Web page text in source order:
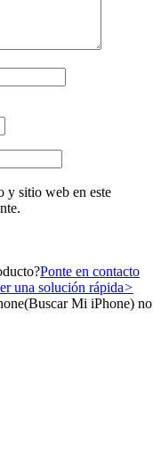
y sitio web en este
Ponte en contacto
una solución rápida>
Mi iPhone) no